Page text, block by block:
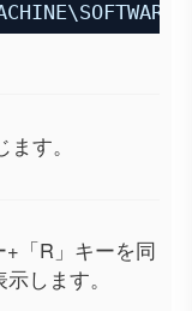
す。
「R」キーを同
します。